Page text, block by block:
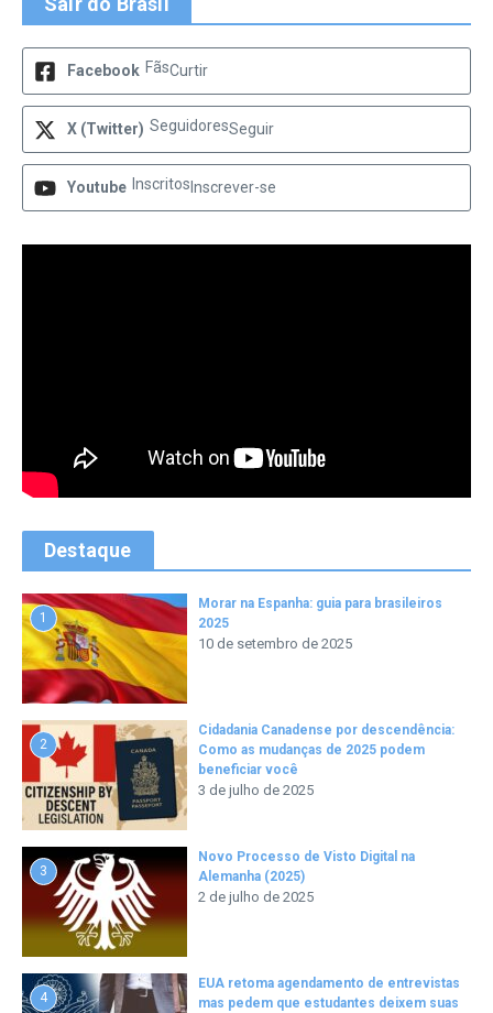
Facebook FãsCurtir
X (Twitter) SeguidoresSeguir
Youtube Inscritos Inscrever-se
Destaque
1
Morar na Espanha: guia para brasileiros
2025
10 de setembro de 2025
2
Cidadania Canadense por descendência:
Como as mudanças de 2025 podem
beneficiar você
3 de julho de 2025
3
Novo Processo de Visto Digital na
Alemanha (2025)
2 de julho de 2025
4
EUA retoma agendamento de entrevistas
mas pedem que estudantes deixem suas